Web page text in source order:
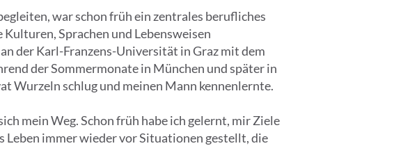
war schon früh ein zentrales berufliches
Sprachen und Lebensweisen
der Karl-Franzens-Universität in Graz mit dem
der Sommermonate in München und später in
Wurzeln schlug und meinen Mann kennenlernte.
mein Weg. Schon früh habe ich gelernt, mir Ziele
Leben immer wieder vor Situationen gestellt, die